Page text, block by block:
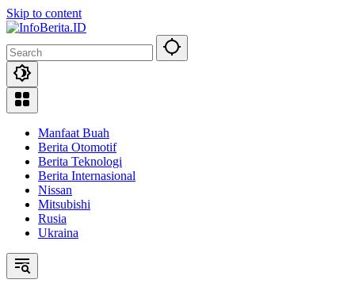
Skip to content
Manfaat Buah
Berita Otomotif
Berita Teknologi
Berita Internasional
Nissan
Mitsubishi
Rusia
Ukraina